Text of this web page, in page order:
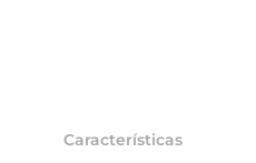
Características